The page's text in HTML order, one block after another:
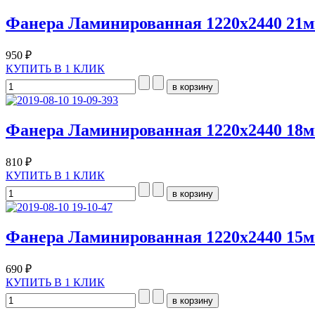
Фанера Ламинированная 1220х2440
950 ₽
КУПИТЬ В 1 КЛИК
Фанера Ламинированная 1220х2440
810 ₽
КУПИТЬ В 1 КЛИК
Фанера Ламинированная 1220х2440
690 ₽
КУПИТЬ В 1 КЛИК